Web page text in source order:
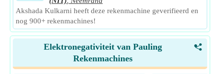
Akshada Kulkarni heeft deze rekenmachine geverifieerd en
nog 900+ rekenmachines!
<
Elektronegativiteit van Pauling
Rekenmachines